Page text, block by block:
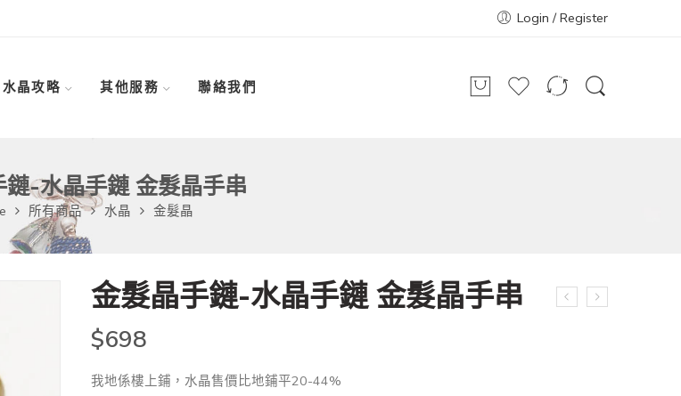
Login / Register
水晶攻略 其他服務 聯絡我們
鏈-水晶手鏈 金髮晶手串
所有商品 水晶 金髮晶
金髮晶手鏈-水晶手鏈 金髮晶手串
$698
我地係樓上鋪，水晶售價比地鋪平20-44%